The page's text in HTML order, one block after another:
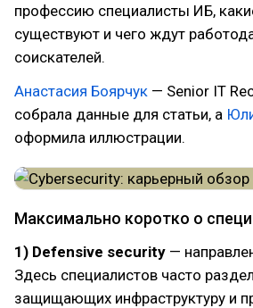
профессию специалисты ИБ,
существуют и чего ждут
соискателей.
Анастасия Боярчук — Senior IT
собрала данные для статьи, а
оформила иллюстрации.
Максимально коротко о
1) Defensive security —
Здесь специалистов часто
защищающих инфраструктуру и